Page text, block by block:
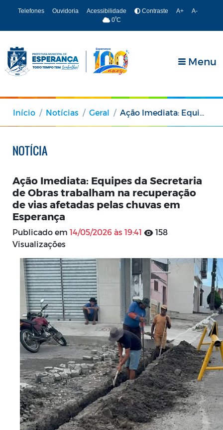
Telefones Ouvidoria Acessibilidade Contraste A+
A-
0ºC
Menu
Início Notícias Geral Ação Imediata: Equipes da Secretaria de Obras trabalham na recuperação de vias afetadas pelas chuvas em Esperança
NOTÍCIA
Ação Imediata: Equipes da Secretaria
de Obras trabalham na recuperação
de vias afetadas pelas chuvas em
Esperança
Publicado em 14/05/2026 às 19:41
158
Visualizações